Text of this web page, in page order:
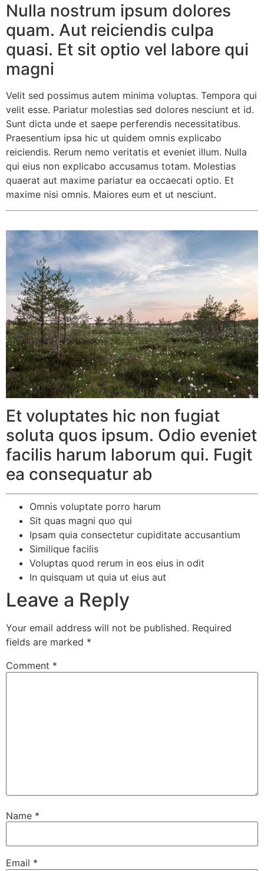
Nulla nostrum ipsum dolores
quam. Aut reiciendis culpa
quasi. Et sit optio vel labore qui
magni
Velit sed possimus autem minima voluptas. Tempora qui
velit esse. Pariatur molestias sed dolores nesciunt et id.
Sunt dicta unde et saepe perferendis necessitatibus.
Praesentium ipsa hic ut quidem omnis explicabo
reiciendis. Rerum nemo veritatis et eveniet illum. Nulla
qui eius non explicabo accusamus totam. Molestias
quaerat aut maxime pariatur ea occaecati optio. Et
maxime nisi omnis. Maiores eum et ut nesciunt.
Et voluptates hic non fugiat
soluta quos ipsum. Odio eveniet
facilis harum laborum qui. Fugit
ea consequatur ab
Omnis voluptate porro harum
Sit quas magni quo qui
Ipsam quia consectetur cupiditate accusantium
Similique facilis
Voluptas quod rerum in eos eius in odit
In quisquam ut quia ut eius aut
Leave a Reply
Your email address will not be published. Required
fields are marked *
Comment *
Name *
Email *